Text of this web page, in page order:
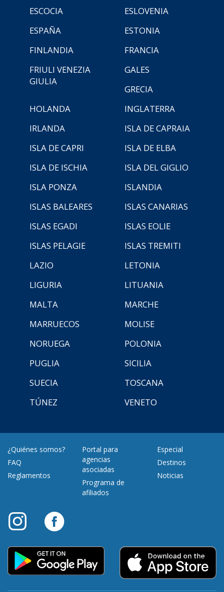
ESCOCIA
ESLOVENIA
ESPAÑA
ESTONIA
FINLANDIA
FRANCIA
FRIULI VENEZIA
GIULIA
GALES
GRECIA
HOLANDA
INGLATERRA
IRLANDA
ISLA DE CAPRAIA
ISLA DE CAPRI
ISLA DE ELBA
ISLA DE ISCHIA
ISLA DEL GIGLIO
ISLA PONZA
ISLANDIA
ISLAS BALEARES
ISLAS CANARIAS
ISLAS EGADI
ISLAS EOLIE
ISLAS PELAGIE
ISLAS TREMITI
LAZIO
LETONIA
LIGURIA
LITUANIA
MALTA
MARCHE
MARRUECOS
MOLISE
NORUEGA
POLONIA
PUGLIA
SICILIA
SUECIA
TOSCANA
TÚNEZ
VENETO
¿Quiénes somos?
FAQ
Reglamentos
Portal para
agencias
asociadas
Programa de
afiliados
Especial
Destinos
Noticias